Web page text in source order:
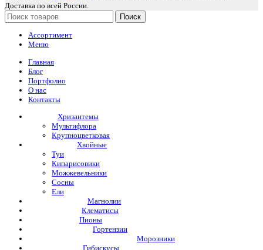
Доставка по всей России.
Поиск
Ассортимент
Меню
Главная
Блог
Портфолио
О нас
Контакты
Хризантемы
Мультифлора
Крупноцветковая
Хвойные
Туи
Кипарисовики
Можжевельники
Сосны
Ели
Магнолии
Клематисы
Пионы
Гортензии
Морозники
Гибискусы